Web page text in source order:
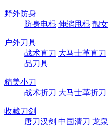
野外防身
防身电棍 伸缩甩棍 靓
户外刀具
战术直刀 大马士革直刀
品刀具
精美小刀
战术折刀 大马士革折刀
收藏刀剑
唐刀汉剑 中国清刀 龙